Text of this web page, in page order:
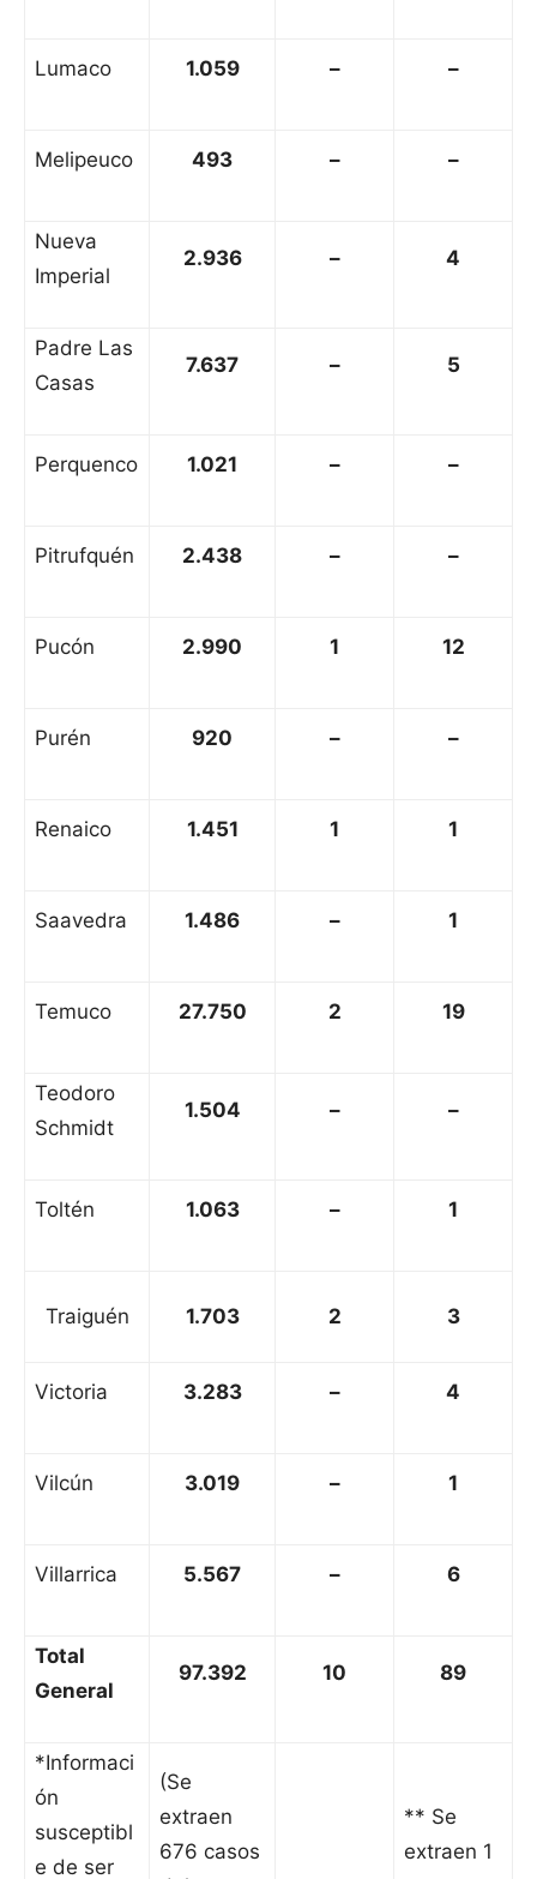
Lumaco 1.059 – –
Melipeuco 493 – –
Nueva
Imperial
2.936 – 4
Padre Las
Casas
7.637 – 5
Perquenco 1.021 – –
Pitrufquén 2.438 – –
Pucón 2.990 1 12
Purén 920 – –
Renaico 1.451 1 1
Saavedra 1.486 – 1
Temuco 27.750 2 19
Teodoro
Schmidt
1.504 – –
Toltén 1.063 – 1
Traiguén 1.703 2 3
Victoria 3.283 – 4
Vilcún 3.019 – 1
Villarrica 5.567 – 6
Total
General
97.392 10 89
*Informaci
ón
susceptibl
e de ser
(Se
extraen
676 casos
** Se
extraen 1